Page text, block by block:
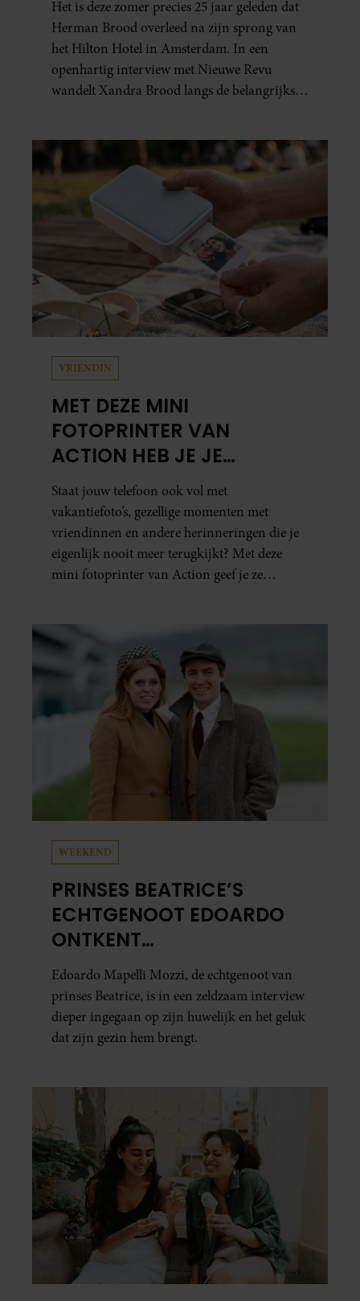
GEBOREN”
Het is deze zomer precies 25 jaar geleden dat
Herman Brood overleed na zijn sprong van
het Hilton Hotel in Amsterdam. In een
openhartig interview met Nieuwe Revu
wandelt Xandra Brood langs de belangrijkste
Leidsedwarsstraat roept een stortvloed aan
herinneringen op. Daar begon hun leven
samen en werd dochter Lola geboren.
VRIENDIN
MET DEZE MINI
FOTOPRINTER VAN
ACTION HEB JE JE
FAVORIETE FOTO’S BINNEN
ÉÉN MINUUT IN HANDEN
Staat jouw telefoon ook vol met
vakantiefoto’s, gezellige momenten met
vriendinnen en andere herinneringen die je
eigenlijk nooit meer terugkijkt? Met deze
mini fotoprinter van Action geef je ze
al in handen.
WEEKEND
PRINSES BEATRICE’S
ECHTGENOOT EDOARDO
ONTKENT
HUWELIJKSPROBLEMEN
Edoardo Mapelli Mozzi, de echtgenoot van
prinses Beatrice, is in een zeldzaam interview
dieper ingegaan op zijn huwelijk en het geluk
dat zijn gezin hem brengt.